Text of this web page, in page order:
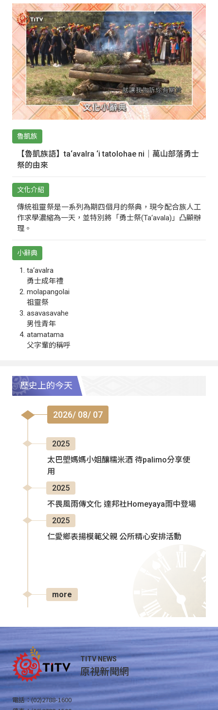
魯凱族
【魯凱族語】ta‘avalra ‘i tatolohae ni｜萬山部落勇士
祭的由來
文化介紹
傳統祖靈祭是一系列為期四個月的祭典，現今配合族人工
作求學濃縮為一天，並特別將「勇士祭(Ta‘avala)」凸顯辦
理。
小辭典
ta‘avalra
勇士成年禮
molapangolai
祖靈祭
asavasavahe
男性青年
atamatama
父字輩的稱呼
歷史上的今天
2026/ 08/ 07
2025
太巴塱媽媽小姐釀糯米酒 待palimo分享使
用
2025
不畏風雨傳文化 達邦社Homeyaya雨中登場
2025
仁愛鄉表揚模範父親 公所精心安排活動
more
TITV NEWS
原視新聞網
電話：(02)2788-1600